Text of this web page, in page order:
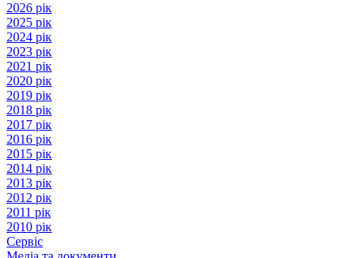
2026 рік
2025 рік
2024 рік
2023 рік
2021 рік
2020 рік
2019 рік
2018 рік
2017 рік
2016 рік
2015 рік
2014 рік
2013 рік
2012 рік
2011 рік
2010 рік
Сервіс